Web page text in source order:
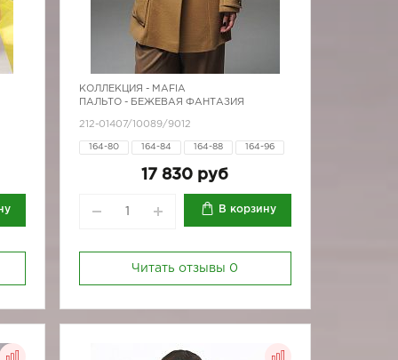
КОЛЛЕКЦИЯ - MAFIA
ПАЛЬТО - БЕЖЕВАЯ ФАНТАЗИЯ
212-01407/10089/9012
164-80 164-84 164-88 164-96
17 830 руб
В корзину
Читать отзывы 0